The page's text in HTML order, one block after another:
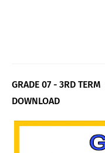
GRADE 07 - 3RD
DOWNLOAD